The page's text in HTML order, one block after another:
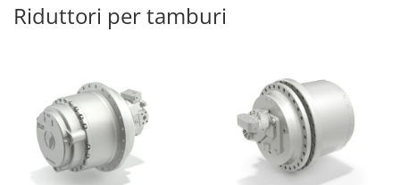
Riduttori per tamburi